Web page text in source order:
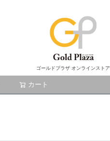
ゴールドプラザ オンラインストア
カート